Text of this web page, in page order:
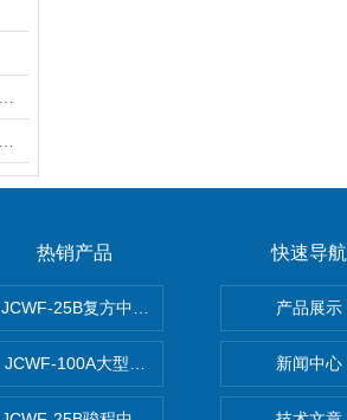
热销产品
JCWF-25B复方中药材超微粉碎机
JCWF-100A大型中药材超微粉碎机设备
快速导航
产品展示
新闻中心